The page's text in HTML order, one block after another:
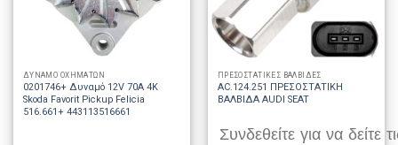
ΔΥΝΑΜΟ ΟΧΗΜΑΤΩΝ
0201746+ Δυναμό 12V 70A 4K
Skoda Favorit Pickup Felicia
516.661+ 443113516661
ΠΡΕΣΟΣΤΑΤΙΚΕΣ ΒΑΛΒΙΔΕΣ
AC.124.251 ΠΡΕΣΟΣΤΑΤΙΚΗ
ΒΑΛΒΙΔΑ AUDI SEAT
Συνδεθείτε για να δείτε